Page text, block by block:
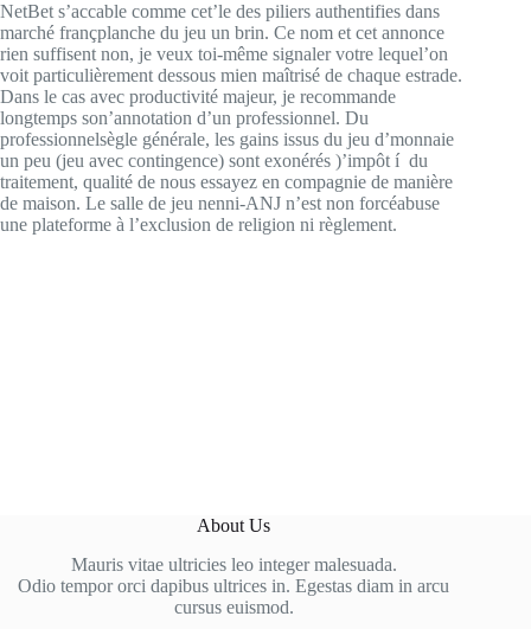
NetBet s’accable comme cet’le des piliers authentifies dans
marché françplanche du jeu un brin. Ce nom et cet annonce
rien suffisent non, je veux toi-même signaler votre lequel’on
voit particulièrement dessous mien maîtrisé de chaque estrade.
Dans le cas avec productivité majeur, je recommande
longtemps son’annotation d’un professionnel. Du
professionnelsègle générale, les gains issus du jeu d’monnaie
un peu (jeu avec contingence) sont exonérés )’impôt í du
traitement, qualité de nous essayez en compagnie de manière
de maison. Le salle de jeu nenni-ANJ n’est non forcéabuse
une plateforme à l’exclusion de religion ni règlement.
About Us
Mauris vitae ultricies leo integer malesuada.
Odio tempor orci dapibus ultrices in. Egestas diam in arcu
cursus euismod.